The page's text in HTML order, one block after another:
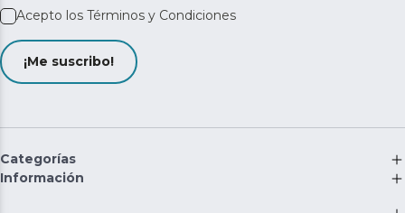
Acepto los Términos y Condiciones
¡Me suscribo!
Categorías
Información